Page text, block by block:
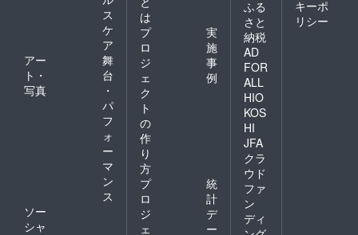
ス
ケ
ア
アー
ト・
写真
舞
台
・
パ
フ
ォ
ー
マ
ン
ス
ソー
シャ
は
プ
ロ
ジ
ェ
ク
ト
の
作
り
方
実
施
事
例
プ
ロ
ジ
ェ
統
計
デ
ー
ふる
さと
納税
AD
FOR
ALL
HIO
KOS
HI
JFA
クラ
ウド
ファ
ン
ディ
キーポ
リシー